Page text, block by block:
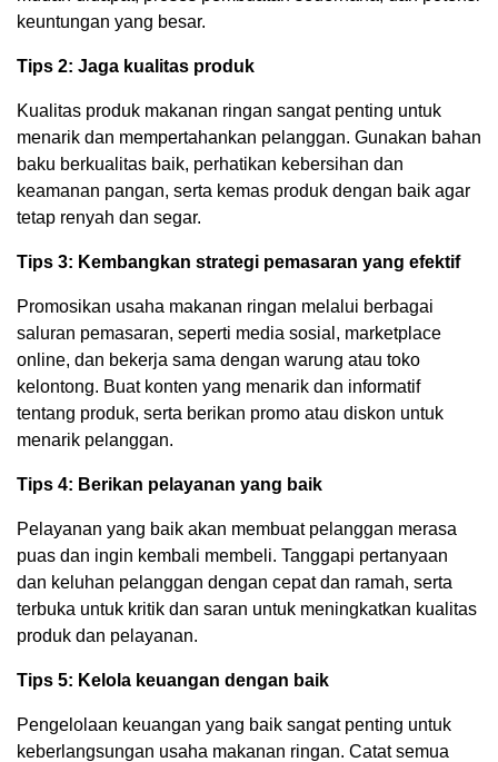
keuntungan yang besar.
Tips 2: Jaga kualitas produk
Kualitas produk makanan ringan sangat penting untuk
menarik dan mempertahankan pelanggan. Gunakan bahan
baku berkualitas baik, perhatikan kebersihan dan
keamanan pangan, serta kemas produk dengan baik agar
tetap renyah dan segar.
Tips 3: Kembangkan strategi pemasaran yang efektif
Promosikan usaha makanan ringan melalui berbagai
saluran pemasaran, seperti media sosial, marketplace
online, dan bekerja sama dengan warung atau toko
kelontong. Buat konten yang menarik dan informatif
tentang produk, serta berikan promo atau diskon untuk
menarik pelanggan.
Tips 4: Berikan pelayanan yang baik
Pelayanan yang baik akan membuat pelanggan merasa
puas dan ingin kembali membeli. Tanggapi pertanyaan
dan keluhan pelanggan dengan cepat dan ramah, serta
terbuka untuk kritik dan saran untuk meningkatkan kualitas
produk dan pelayanan.
Tips 5: Kelola keuangan dengan baik
Pengelolaan keuangan yang baik sangat penting untuk
keberlangsungan usaha makanan ringan. Catat semua